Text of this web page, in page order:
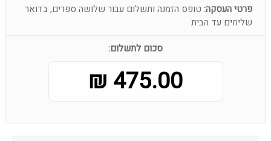
פרטי העסקה: טופס הזמנה ותשלום עבור שלושה ספרים, בדואר
שליחים עד הבית
סכום לתשלום:
475.00 ₪